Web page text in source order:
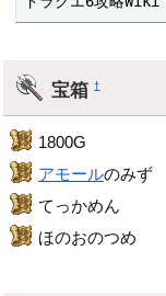
宝箱†
1800G
アモールのみず
てっかめん
ほのおのつめ